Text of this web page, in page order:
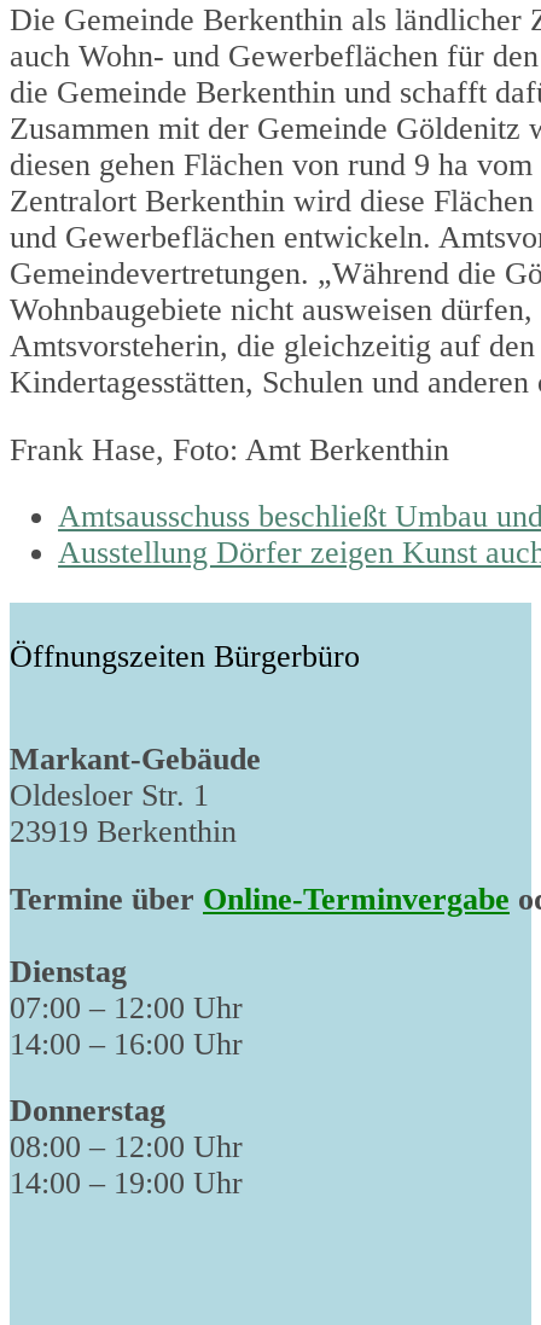
Die Gemeinde Berkenthin als ländlicher
auch Wohn- und Gewerbeflächen für
die Gemeinde Berkenthin und schafft
Zusammen mit der Gemeinde Göldenitz
diesen gehen Flächen von rund 9 ha
Zentralort Berkenthin wird diese
und Gewerbeflächen entwickeln.
Gemeindevertretungen. „Während die
Wohnbaugebiete nicht ausweisen
Amtsvorsteherin, die gleichzeitig auf
Kindertagesstätten, Schulen und
Frank Hase, Foto: Amt Berkenthin
previous
post:
Amtsausschuss beschließt Umbau
next
Ausstellung Dörfer zeigen Kunst
Öffnungszeiten Bürgerbüro
Markant-Gebäude
Oldesloer Str. 1
23919 Berkenthin
Termine über Online-Terminvergabe
Dienstag
07:00 – 12:00 Uhr
14:00 – 16:00 Uhr
Donnerstag
08:00 – 12:00 Uhr
14:00 – 19:00 Uhr